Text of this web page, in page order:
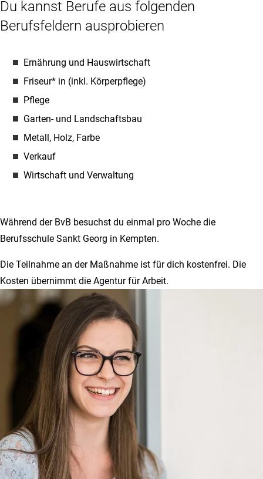
Du kannst Berufe aus folgenden
Berufsfeldern ausprobieren
Ernährung und Hauswirtschaft
Friseur* in (inkl. Körperpflege)
Pflege
Garten- und Landschaftsbau
Metall, Holz, Farbe
Verkauf
Wirtschaft und Verwaltung
Während der BvB besuchst du einmal pro Woche die
Berufsschule Sankt Georg in Kempten.
Die Teilnahme an der Maßnahme ist für dich kostenfrei. Die
Kosten übernimmt die Agentur für Arbeit.